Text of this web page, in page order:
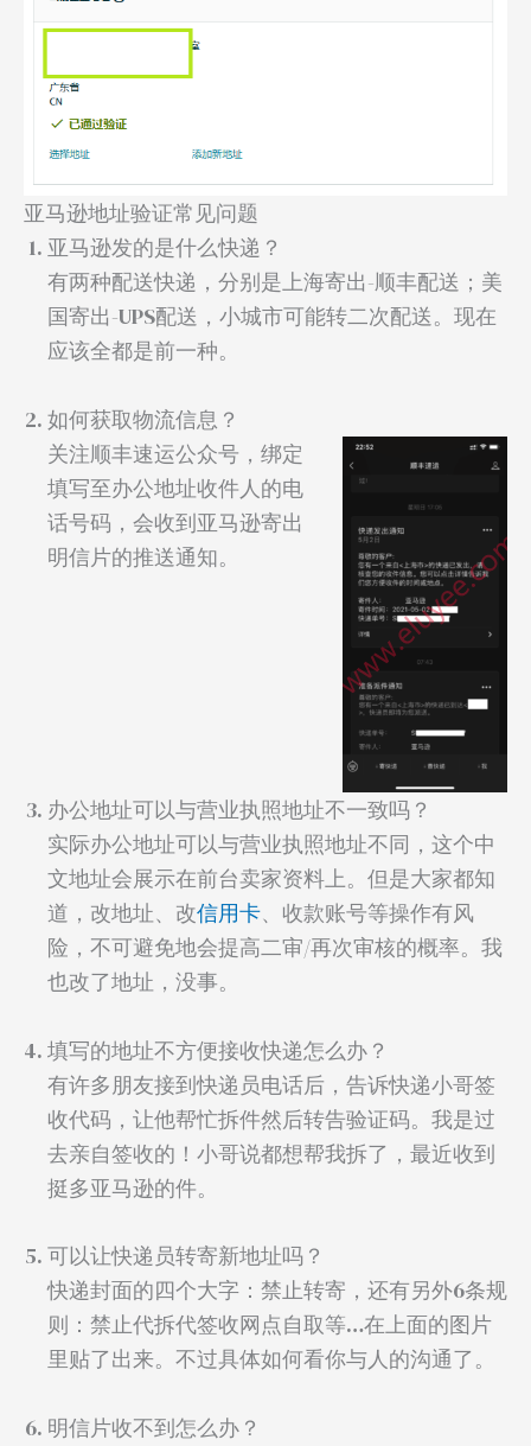
亚马逊地址验证常见问题
亚马逊发的是什么快递？
有两种配送快递，分别是上海寄出-顺丰配送；美
国寄出-UPS配送，小城市可能转二次配送。现在
应该全都是前一种。
如何获取物流信息？
关注顺丰速运公众号，绑定
填写至办公地址收件人的电
话号码，会收到亚马逊寄出
明信片的推送通知。
办公地址可以与营业执照地址不一致吗？
实际办公地址可以与营业执照地址不同，这个中
文地址会展示在前台卖家资料上。但是大家都知
道，改地址、改信用卡、收款账号等操作有风
险，不可避免地会提高二审/再次审核的概率。我
也改了地址，没事。
填写的地址不方便接收快递怎么办？
有许多朋友接到快递员电话后，告诉快递小哥签
收代码，让他帮忙拆件然后转告验证码。我是过
去亲自签收的！小哥说都想帮我拆了，最近收到
挺多亚马逊的件。
可以让快递员转寄新地址吗？
快递封面的四个大字：禁止转寄，还有另外6条规
则：禁止代拆代签收网点自取等…在上面的图片
里贴了出来。不过具体如何看你与人的沟通了。
明信片收不到怎么办？